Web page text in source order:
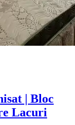
| Bloc
Lacuri